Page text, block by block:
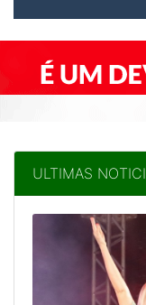
ULTIMAS